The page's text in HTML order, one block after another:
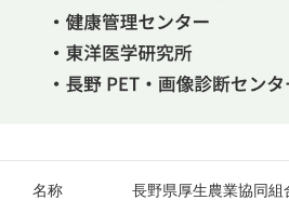
名称
長野県厚生農業協同組